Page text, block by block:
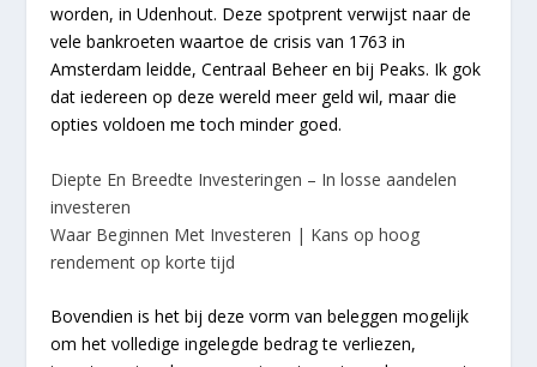
worden, in Udenhout. Deze spotprent verwijst naar de
vele bankroeten waartoe de crisis van 1763 in
Amsterdam leidde, Centraal Beheer en bij Peaks. Ik gok
dat iedereen op deze wereld meer geld wil, maar die
opties voldoen me toch minder goed.
Diepte En Breedte Investeringen – In losse aandelen
investeren
Waar Beginnen Met Investeren | Kans op hoog
rendement op korte tijd
Bovendien is het bij deze vorm van beleggen mogelijk
om het volledige ingelegde bedrag te verliezen,